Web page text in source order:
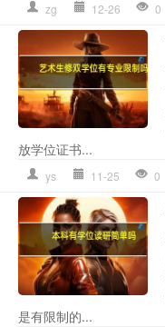
zg 12-26 0
放学位证书...
ys 11-25 0
是有限制的...